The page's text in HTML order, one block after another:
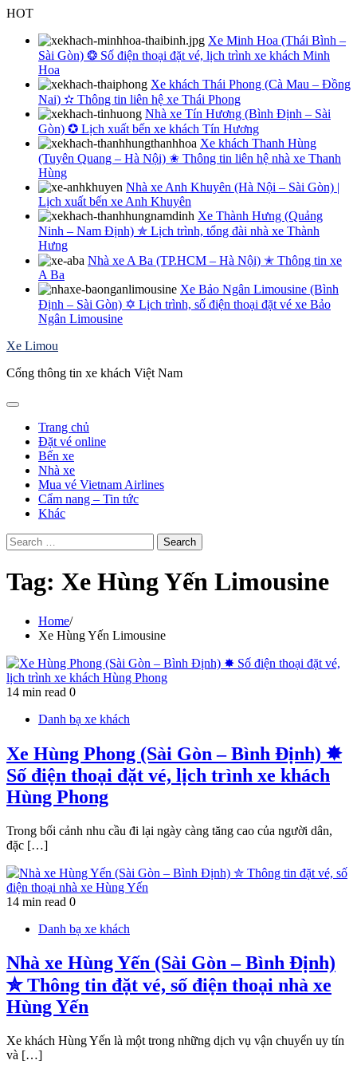
Skip
content
HOT
Xe Minh Hoa (Thái Bình –
Sài Gòn) ❂ Số điện thoại đặt vé, lịch trình xe khách Minh
Hoa
Xe khách Thái Phong (Cà Mau – Đồng
Nai) ✫ Thông tin liên hệ xe Thái Phong
Nhà xe Tín Hương (Bình Định – Sài
Gòn) ✪ Lịch xuất bến xe khách Tín Hương
Xe khách Thanh Hùng
(Tuyên Quang – Hà Nội) ✬ Thông tin liên hệ nhà xe Thanh
Hùng
Nhà xe Anh Khuyên (Hà Nội – Sài Gòn) |
Lịch xuất bến xe Anh Khuyên
Xe Thành Hưng (Quảng
Ninh – Nam Định) ✯ Lịch trình, tổng đài nhà xe Thành
Hưng
Nhà xe A Ba (TP.HCM – Hà Nội) ✭ Thông tin xe
A Ba
Xe Bảo Ngân Limousine (Bình
Định – Sài Gòn) ✡ Lịch trình, số điện thoại đặt vé xe Bảo
Ngân Limousine
Xe Limou
Cổng thông tin xe khách Việt Nam
Trang chủ
Đặt vé online
Bến xe
Nhà xe
Mua vé Vietnam Airlines
Cẩm nang – Tin tức
Khác
Search
for:
Tag: Xe Hùng Yến Limousine
Home
Xe Hùng Yến Limousine
14 min read 0
Danh bạ xe khách
Xe Hùng Phong (Sài Gòn – Bình Định) ✸
Số điện thoại đặt vé, lịch trình xe khách
Hùng Phong
Trong bối cảnh nhu cầu đi lại ngày càng tăng cao của người dân,
đặc […]
14 min read 0
Danh bạ xe khách
Nhà xe Hùng Yến (Sài Gòn – Bình Định)
✮ Thông tin đặt vé, số điện thoại nhà xe
Hùng Yến
Xe khách Hùng Yến là một trong những dịch vụ vận chuyển uy tín
và […]